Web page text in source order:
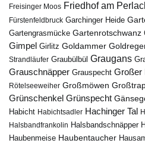
Freisinger Moos Friedhof am
Fürstenfeldbruck Garchinger Heide
Gartengrasmücke Gartenrotschwanz
Gimpel Girlitz Goldammer
Strandläufer Graubülbül Graugans
Grauschnäpper Grauspecht Großer
Rötelseeweiher Großmöwen
Grünschenkel Grünspecht
Habicht Habichtsadler Hachinger Tal
Halsbandfrankolin Halsbandschnäpper
Haubenmeise Haubentaucher